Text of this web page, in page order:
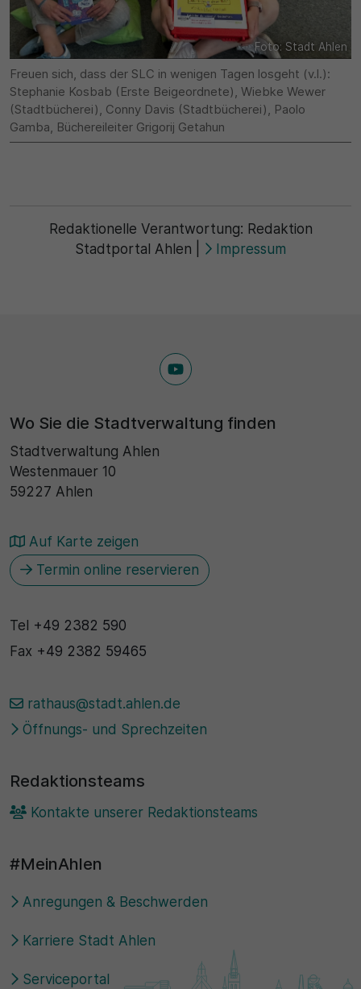
Foto: Stadt Ahlen
Freuen sich, dass der SLC in wenigen Tagen losgeht (v.l.):
Stephanie Kosbab (Erste Beigeordnete), Wiebke Wewer
(Stadtbücherei), Conny Davis (Stadtbücherei), Paolo
Gamba, Büchereileiter Grigorij Getahun
Redaktionelle Verantwortung: Redaktion
Stadtportal Ahlen
Impressum
Wo Sie die Stadtverwaltung finden
Stadtverwaltung Ahlen
Westenmauer 10
59227 Ahlen
Auf Karte zeigen
Termin online reservieren
Tel +49 2382 590
Fax +49 2382 59465
rathaus@stadt.ahlen.de
Öffnungs- und Sprechzeiten
Redaktionsteams
Kontakte unserer Redaktionsteams
#MeinAhlen
Anregungen & Beschwerden
Karriere Stadt Ahlen
Serviceportal